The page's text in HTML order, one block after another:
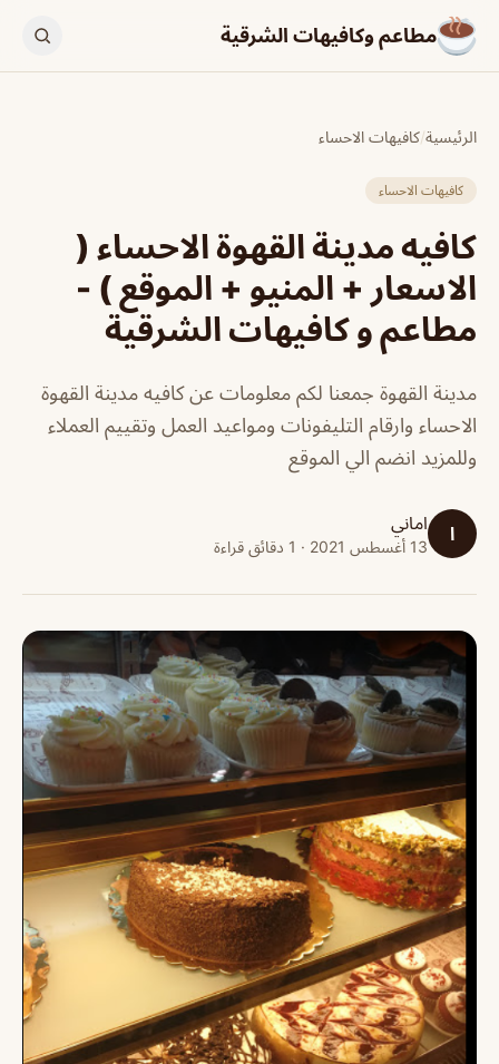
مطاعم وكافيهات الشرقية
الرئيسية/كافيهات الاحساء
كافيهات الاحساء
كافيه مدينة القهوة الاحساء (
الاسعار + المنيو + الموقع ) -
مطاعم و كافيهات الشرقية
مدينة القهوة جمعنا لكم معلومات عن كافيه مدينة القهوة
الاحساء وارقام التليفونات ومواعيد العمل وتقييم العملاء
وللمزيد انضم الي الموقع
ا اماني
13 أغسطس 2021 · 1 دقائق قراءة